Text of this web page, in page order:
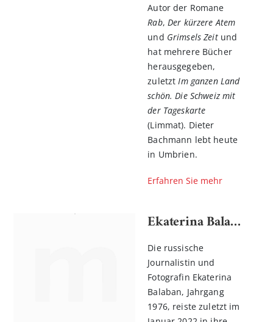
Autor der Romane
Rab, Der kürzere Atem
und Grimsels Zeitund
hat mehrere Bücher
herausgegeben,
zuletztIm ganzen Land
schön. Die Schweiz mit
der Tageskarte
(Limmat). Dieter
Bachmann lebt heute
in Umbrien.
Erfahren Sie mehr
Ekaterina Balaban
Die russische
Journalistin und
Fotografin Ekaterina
Balaban, Jahrgang
1976, ­reis­te zuletzt im